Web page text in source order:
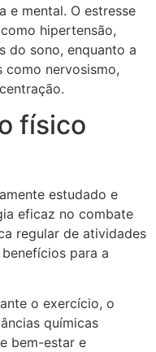
e mental. O estresse
hipertensão,
do sono, enquanto a
como nervosismo,
físico
estudado e
eficaz no combate
regular de atividades
para a
o exercício, o
químicas
bem-estar e